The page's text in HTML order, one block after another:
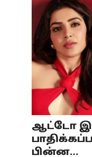
Special Story
Tamilnadu
National
ஆட்டோ
பின்ன...